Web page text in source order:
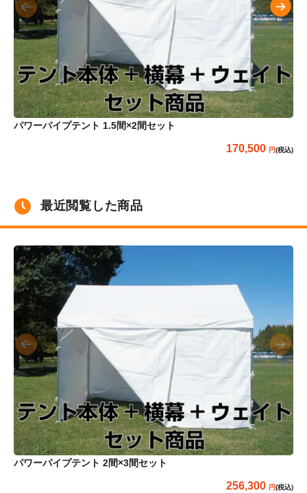
パワーパイプテント 1.5間×2間セット
170,500 (税込)
最近閲覧した商品
パワーパイプテント 2間×3間セット
256,300 (税込)